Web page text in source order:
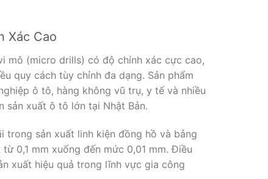
Xác Cao
mô (micro drills) có độ chính xác cực cao,
quy cách tùy chỉnh đa dạng. Sản phẩm
ô tô, hàng không vũ trụ, y tế và nhiều
sản xuất ô tô lớn tại Nhật Bản.
trong sản xuất linh kiện đồng hồ và bảng
0,1 mm xuống đến mức 0,01 mm. Điều
xuất hiệu quả trong lĩnh vực gia công